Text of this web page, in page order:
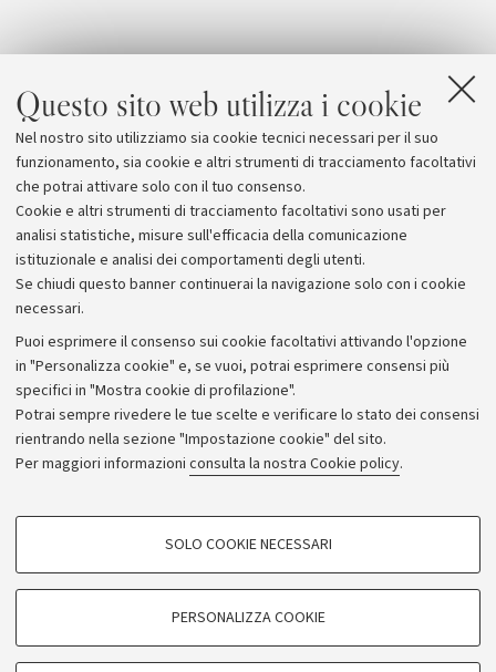
Questo sito web utilizza i cookie
Nel nostro sito utilizziamo sia cookie tecnici necessari per il suo
funzionamento, sia cookie e altri strumenti di tracciamento facoltativi
che potrai attivare solo con il tuo consenso.
Cookie e altri strumenti di tracciamento facoltativi sono usati per
analisi statistiche, misure sull'efficacia della comunicazione
istituzionale e analisi dei comportamenti degli utenti.
Se chiudi questo banner continuerai la navigazione solo con i cookie
necessari.
Puoi esprimere il consenso sui cookie facoltativi attivando l'opzione
in "Personalizza cookie" e, se vuoi, potrai esprimere consensi più
specifici in "Mostra cookie di profilazione".
Potrai sempre rivedere le tue scelte e verificare lo stato dei consensi
rientrando nella sezione "Impostazione cookie" del sito.
Per maggiori informazioni consulta la nostra Cookie policy.
COOKIE DI PROFILAZIONE - FACOLTATIVI
SOLO COOKIE NECESSARI
PERSONALIZZA COOKIE
Archivio
Comunicati stampa
Redazione
Rassegna stampa
© Copyright 2026 - ALMA MATER STUDIORUM - Università di
Bologna - Via Zamboni, 33 - 40126 Bologna - PI: 01131710376 -